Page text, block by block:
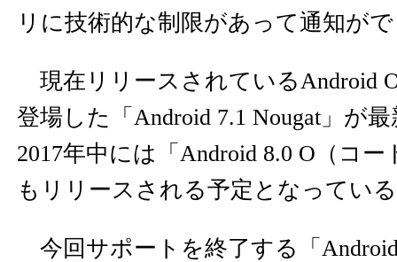
リに技術的な制限があって通知が
現在リリースされているAndroid
登場した「Android 7.1 Nougat」が
2017年中には「Android 8.0 O（コ
もリリースされる予定となってい
今回サポートを終了する「